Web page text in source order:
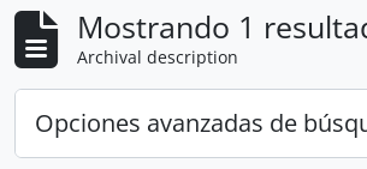
Mostrando 1
Archival description
Opciones avanzadas de